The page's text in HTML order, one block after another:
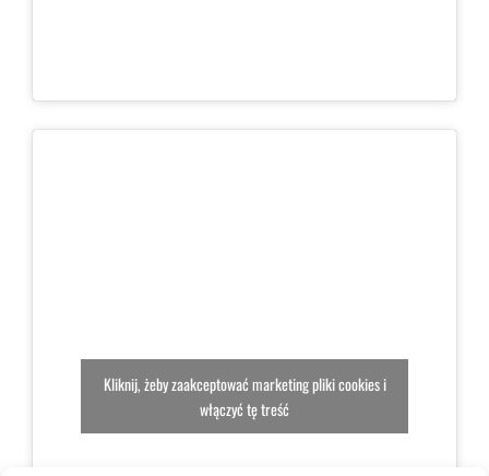
Kliknij, żeby zaakceptować marketing pliki cookies i
włączyć tę treść